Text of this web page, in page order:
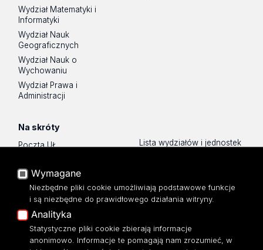
Wydział Matematyki i
Informatyki
Wydział Nauk
Geograficznych
Wydział Nauk o
Wychowaniu
Wydział Prawa i
Administracji
Na skróty
Poczta UŁ
Portal Pracowniczy
Baza Aktów Własnych
Platforma e-learningowa
Moodle
Eksperci UŁ
Polityka Prywatności
Lista wydziałów i jednostek
O Stronie
Dostępność
Wymagane
Niezbędne pliki cookie umożliwiają podstawowe funkcje
i są niezbędne do prawidłowego działania witryny.
Analityka
Statystyczne pliki cookie zbierają informacje
anonimowo. Informacje te pomagają nam zrozumieć, w